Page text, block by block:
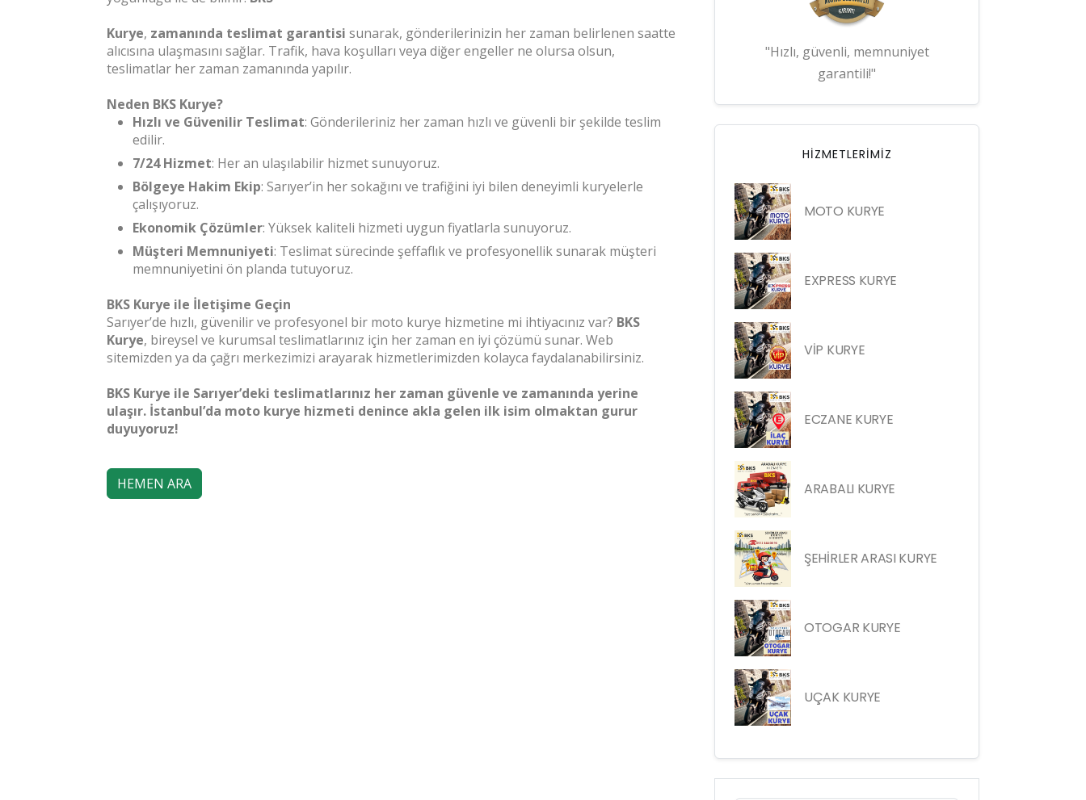
Kurye, zamanında teslimat garantisi sunarak, gönderilerinizin her zaman belirlenen saatte
alıcısına ulaşmasını sağlar. Trafik, hava koşulları veya diğer engeller ne olursa olsun,
teslimatlar her zaman zamanında yapılır.
Neden BKS Kurye?
Hızlı ve Güvenilir Teslimat: Gönderileriniz her zaman hızlı ve güvenli bir şekilde teslim
edilir.
7/24 Hizmet: Her an ulaşılabilir hizmet sunuyoruz.
Bölgeye Hakim Ekip: Sarıyer’in her sokağını ve trafiğini iyi bilen deneyimli kuryelerle
çalışıyoruz.
Ekonomik Çözümler: Yüksek kaliteli hizmeti uygun fiyatlarla sunuyoruz.
Müşteri Memnuniyeti: Teslimat sürecinde şeffaflık ve profesyonellik sunarak müşteri
memnuniyetini ön planda tutuyoruz.
BKS Kurye ile İletişime Geçin
Sarıyer’de hızlı, güvenilir ve profesyonel bir moto kurye hizmetine mi ihtiyacınız var? BKS
Kurye, bireysel ve kurumsal teslimatlarınız için her zaman en iyi çözümü sunar. Web
sitemizden ya da çağrı merkezimizi arayarak hizmetlerimizden kolayca faydalanabilirsiniz.
BKS Kurye ile Sarıyer’deki teslimatlarınız her zaman güvenle ve zamanında yerine
ulaşır. İstanbul’da moto kurye hizmeti denince akla gelen ilk isim olmaktan gurur
duyuyoruz!
HEMEN ARA
"Hızlı, güvenli, memnuniyet
garantili!"
HIZMETLERIMIZ
MOTO KURYE
EXPRESS KURYE
VİP KURYE
ECZANE KURYE
ARABALI KURYE
ŞEHİRLER ARASI KURYE
OTOGAR KURYE
UÇAK KURYE